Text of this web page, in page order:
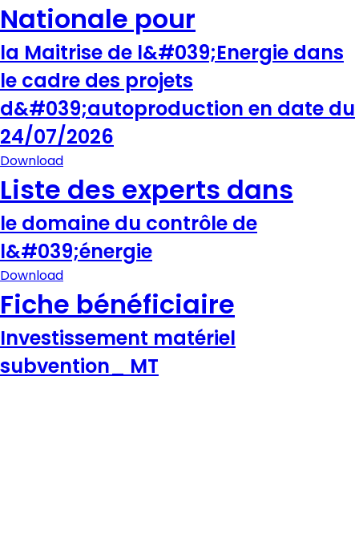
Nationale pour
la Maitrise de l&#039;Energie dans
le cadre des projets
d&#039;autoproduction en date du
24/07/2026
Download
Liste des experts dans
le domaine du contrôle de
l&#039;énergie
Download
Fiche bénéficiaire
Investissement matériel
subvention_ MT